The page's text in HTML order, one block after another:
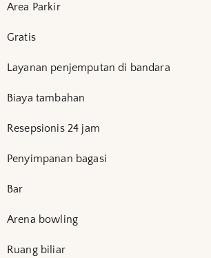
Area Parkir
Gratis
Layanan penjemputan di bandara
Biaya tambahan
Resepsionis 24 jam
Penyimpanan bagasi
Bar
Arena bowling
Ruang biliar